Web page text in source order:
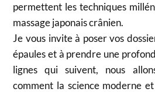
permettent les techniques
massage japonais crânien.
Je vous invite à poser vos
épaules et à prendre une
lignes qui suivent, nous
comment la science moderne